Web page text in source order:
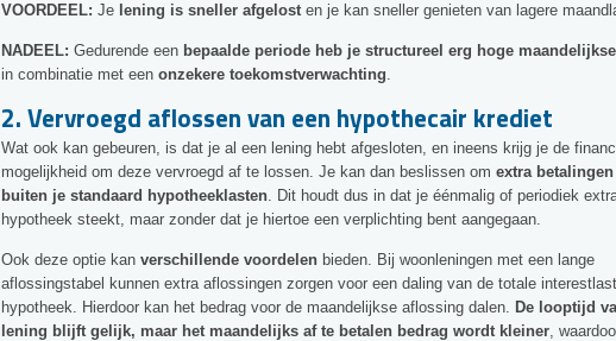
VOORDEEL: Je lening is sneller afgelosten je kan sneller genieten van lagere
NADEEL: Gedurende een bepaalde periode heb je structureel erg hoge
in combinatie met een onzekere toekomstverwachting.
2. Vervroegd aflossen van een hypothecair krediet
Wat ook kan gebeuren, is dat je al een lening hebt afgesloten, en ineens krijg je de
mogelijkheid om deze vervroegd af te lossen. Je kan dan beslissen om extra
buiten je standaard hypotheeklasten. Dit houdt dus in dat je éénmalig of periodiek
hypotheek steekt, maar zonder dat je hiertoe een verplichting bent aangegaan.
Ook deze optie kan verschillende voordelen bieden. Bij woonleningen met een lange
aflossingstabel kunnen extra aflossingen zorgen voor een daling van de totale
hypotheek. Hierdoor kan het bedrag voor de maandelijkse aflossing dalen. De looptijd
lening blijft gelijk, maar het maandelijks af te betalen bedrag wordt kleiner,